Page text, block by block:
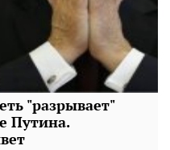
"разрывает"
Путина.